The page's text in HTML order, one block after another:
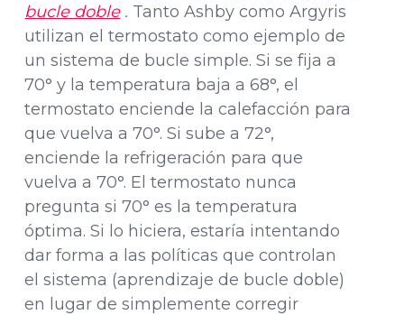
bucle doble. Tanto Ashby como Argyris
utilizan el termostato como ejemplo de
un sistema de bucle simple. Si se fija a
70° y la temperatura baja a 68°, el
termostato enciende la calefacción para
que vuelva a 70°. Si sube a 72°,
enciende la refrigeración para que
vuelva a 70°. El termostato nunca
pregunta si 70° es la temperatura
óptima. Si lo hiciera, estaría intentando
dar forma a las políticas que controlan
el sistema (aprendizaje de bucle doble)
en lugar de simplemente corregir